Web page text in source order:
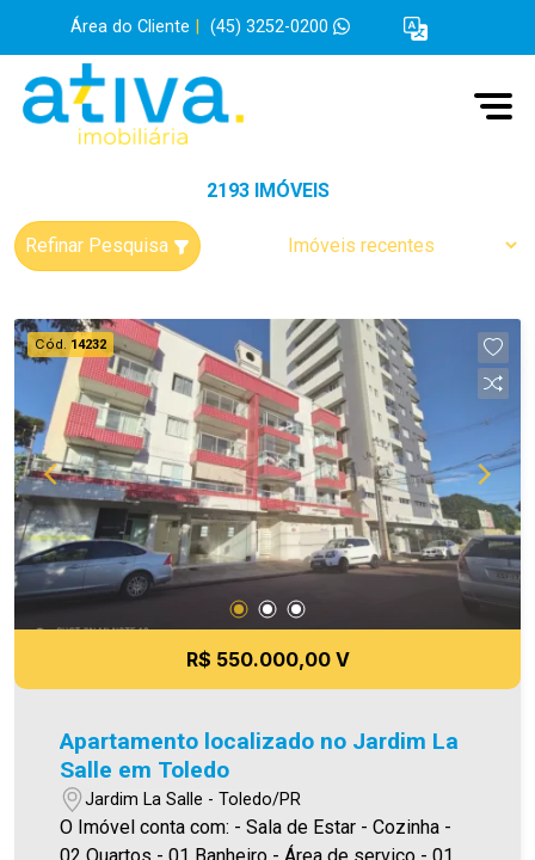
Área do Cliente (45) 3252-0200
2193 IMÓVEIS
Refinar Pesquisa
Cód. 14232
R$ 550.000,00 V
Apartamento localizado no Jardim La
Salle em Toledo
Jardim La Salle - Toledo/PR
O Imóvel conta com: - Sala de Estar - Cozinha -